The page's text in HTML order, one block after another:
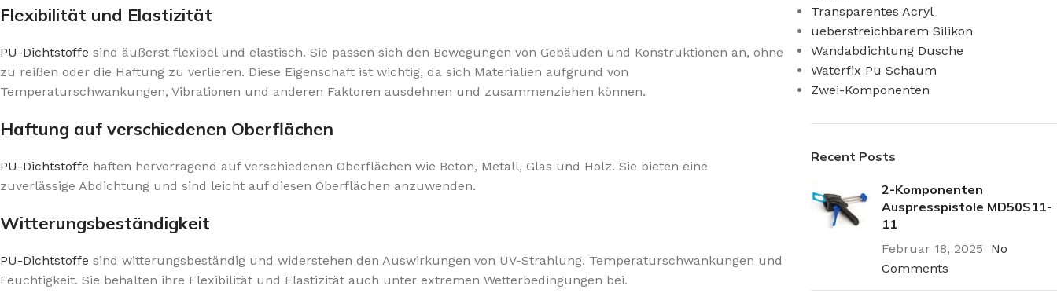
Flexibilität und Elastizität
PU-Dichtstoffe sind äußerst flexibel und elastisch. Sie passen sich den Bewegungen von Gebäuden und Konstruktionen an, ohne
zu reißen oder die Haftung zu verlieren. Diese Eigenschaft ist wichtig, da sich Materialien aufgrund von
Temperaturschwankungen, Vibrationen und anderen Faktoren ausdehnen und zusammenziehen können.
Haftung auf verschiedenen Oberflächen
PU-Dichtstoffe haften hervorragend auf verschiedenen Oberflächen wie Beton, Metall, Glas und Holz. Sie bieten eine
zuverlässige Abdichtung und sind leicht auf diesen Oberflächen anzuwenden.
Witterungsbeständigkeit
PU-Dichtstoffe sind witterungsbeständig und widerstehen den Auswirkungen von UV-Strahlung, Temperaturschwankungen und
Feuchtigkeit. Sie behalten ihre Flexibilität und Elastizität auch unter extremen Wetterbedingungen bei.
Transparentes Acryl
ueberstreichbarem Silikon
Wandabdichtung Dusche
Waterfix Pu Schaum
Zwei-Komponenten
Recent Posts
2-Komponenten
Auspresspistole MD50S11-
11
Februar 18, 2025
No
Comments